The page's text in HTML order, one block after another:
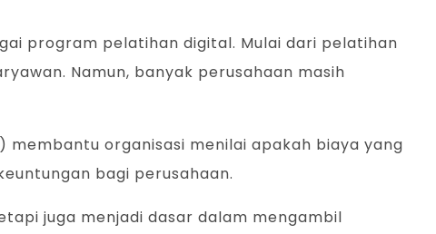
program pelatihan digital. Mulai dari pelatihan
Namun, banyak perusahaan masih
membantu organisasi menilai apakah biaya yang
bagi perusahaan.
juga menjadi dasar dalam mengambil